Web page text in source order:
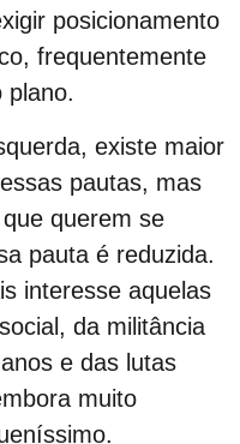
GGB anuncia mudanças na Parada LGBT+ para atrair visitantes e jovens
17 de maio: dia da cidadania LGBT+
do GGB
17 de maio e o pioneirismo da Bahia no enfrentamento da LGBTfobia
Dominação, subversão e prazer: entenda o que torna anal o “queridinho”
Setembro em Salvador
Orgulho LGBT+ da Bahia em uma Análise Socioeconômica
Viral Indetectável
60+
posicionamento
frequentemente
plano.
existe maior
pautas, mas
querem se
pauta é reduzida.
interesse aquelas
da militância
e das lutas
muito